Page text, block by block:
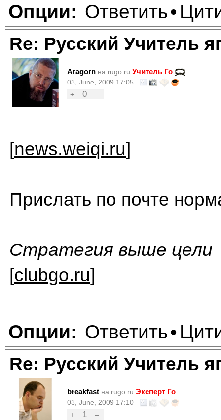
Опции: Ответить•
Re: Русский Учитель
Aragorn на rugo.ru Учитель Го
03, June, 2009 17:05
+
0 –
[news.weiqi.ru]
Прислать по почте
Стратегия выше цели
[clubgo.ru]
Опции: Ответить•
Re: Русский Учитель
breakfast на rugo.ru Эксперт Го
03, June, 2009 17:10
+
1 –